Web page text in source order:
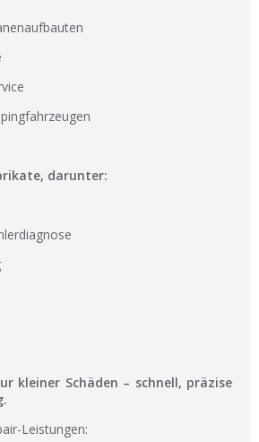
darunter:
kleiner Schäden – schnell, präzise
Leistungen: